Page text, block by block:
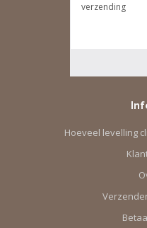
Hoeveel levelling